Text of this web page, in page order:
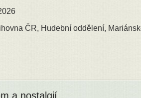
ČR, Hudební oddělení,
a nostalgií